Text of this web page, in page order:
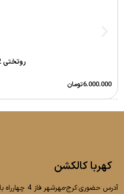
روتختی 2نفره پلی استر
6.000.000تومان
کهربا کالکشن
آدرس حضوری:کرج-مهرشهر فاز 4 چهارراه بانک ملی نبش خیابان 412